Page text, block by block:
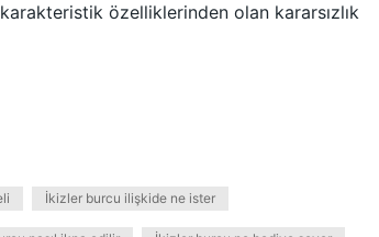
özelliklerinden olan kararsızlık
İkizler burcu ilişkide ne ister